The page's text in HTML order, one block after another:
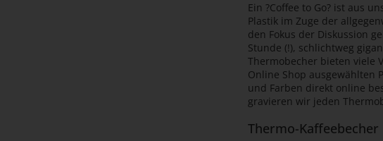
Ein ?Coffee to Go? ist aus
Plastik im Zuge der
den Fokus der Diskussion
Stunde (!), schlichtweg
Thermobecher bieten viele
Online Shop ausgewählten
und Farben direkt online
gravieren wir jeden
Thermo-